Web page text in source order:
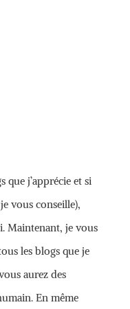
j’apprécie et si
vous conseille),
Maintenant, je vous
les blogs que je
aurez des
En même